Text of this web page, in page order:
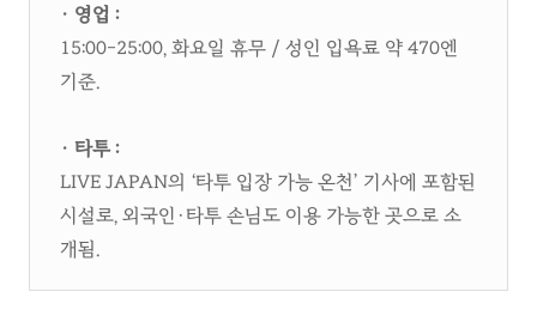
· 영업 :
15:00–25:00, 화요일 휴무 / 성인 입욕료 약 470엔
기준.​
· 타투 :
LIVE JAPAN의 ‘타투 입장 가능 온천’ 기사에 포함된
시설로, 외국인·타투 손님도 이용 가능한 곳으로 소
개됨.